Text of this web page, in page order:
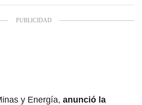
y Energía, anunció la